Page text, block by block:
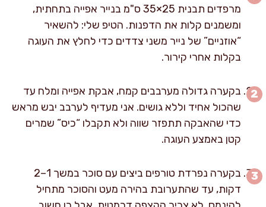
מרפדים תבנית 25×35 ס"מ בנייר אפייה בתחתית,
ומשמנים קלות את הדפנות. הטיפ שלי: להשאיר
“אוזניים” של נייר משני צדדים כדי לחלץ את העוגה
בקלות אחרי קירור.
בקערה גדולה מערבבים קמח, אבקת אפייה ומלח עד
שהכול אחיד וללא גושים. אני מעדיף לערבב יבש מראש
כדי שהאבקה תתפזר שווה ולא תקבלו “כיס” שמרים
קטן באמצע העוגה.
בקערה נפרדת טורפים ביצים עם סוכר במשך 1–2
דקות, עד שהתערובת בהירה מעט והסוכר מתחיל